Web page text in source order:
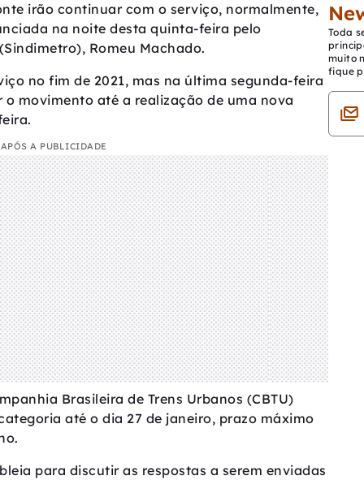
irão continuar com o serviço, normalmente,
na noite desta quinta-feira pelo
Romeu Machado.
no fim de 2021, mas na última segunda-feira
movimento até a realização de uma nova
A PUBLICIDADE
Brasileira de Trens Urbanos (CBTU)
até o dia 27 de janeiro, prazo máximo
para discutir as respostas a serem enviadas
Toda
muito
fique